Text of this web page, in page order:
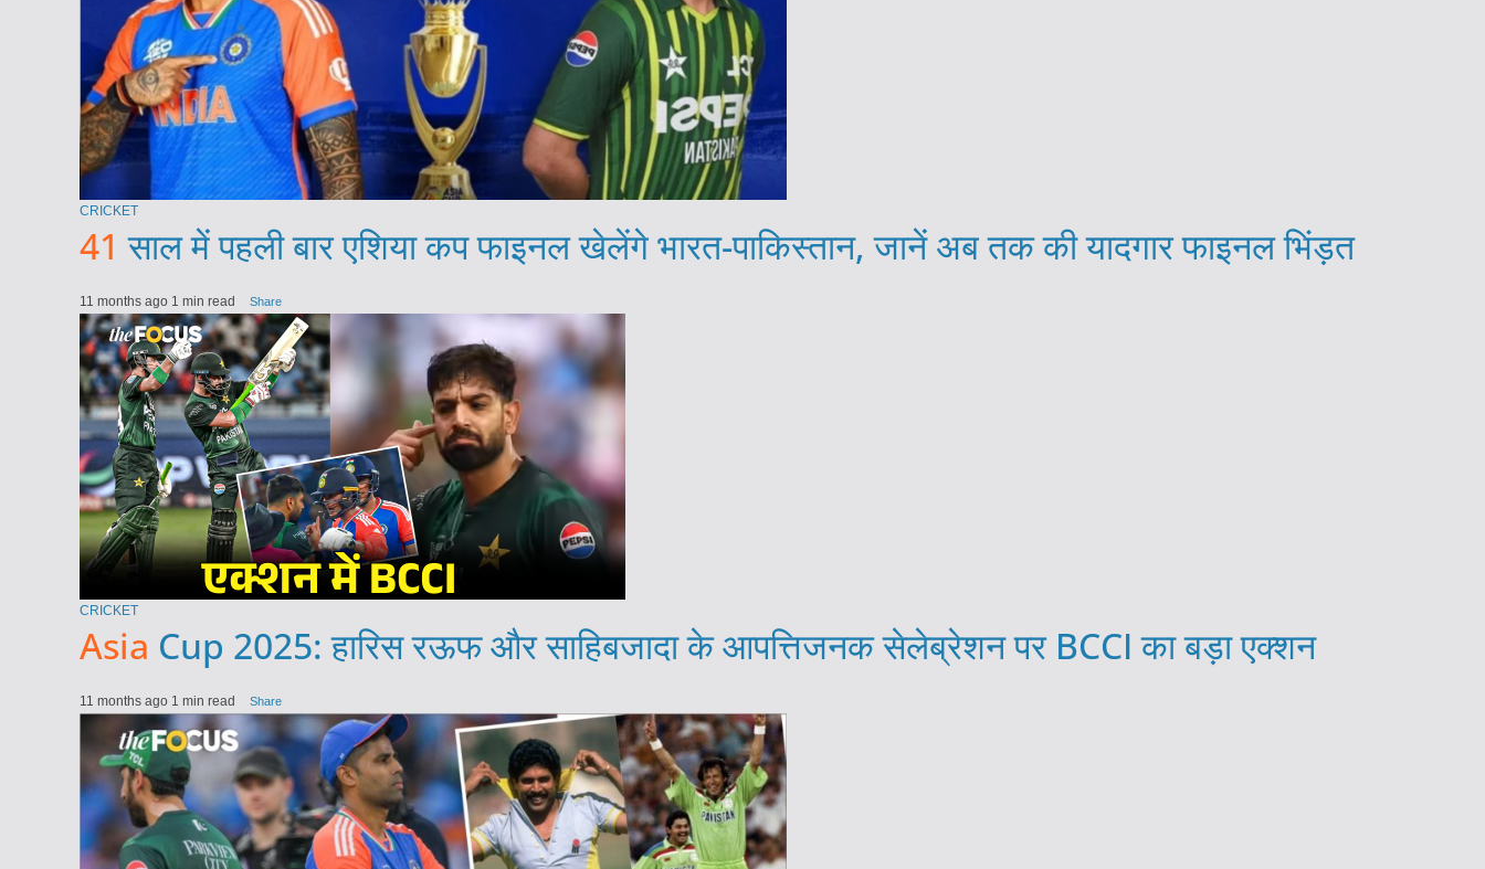
CRICKET
41 साल में पहली बार एशिया कप फाइनल खेलेंगे भारत-पाकिस्तान, जानें अब तक की यादगार फाइनल भिंड़त
11 months ago 1 min read Share
CRICKET
Asia Cup 2025: हारिस रऊफ और साहिबजादा के आपत्तिजनक सेलेब्रेशन पर BCCI का बड़ा एक्शन
11 months ago 1 min read Share